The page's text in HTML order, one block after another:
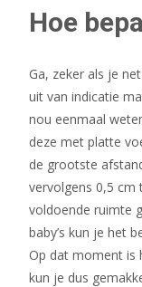
Hoe
Ga, zeker als je
uit van indicatie
nou eenmaal
deze met platte
de grootste
vervolgens 0,5
voldoende ruimte
baby’s kun je het
Op dat moment is
kun je dus